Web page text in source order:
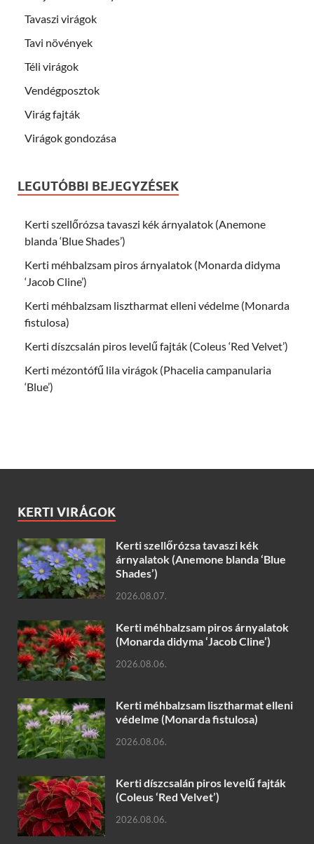
Tavaszi virágok
Tavi növények
Téli virágok
Vendégposztok
Virág fajták
Virágok gondozása
LEGUTÓBBI BEJEGYZÉSEK
Kerti szellőrózsa tavaszi kék árnyalatok (Anemone
blanda ‘Blue Shades’)
Kerti méhbalzsam piros árnyalatok (Monarda didyma
‘Jacob Cline’)
Kerti méhbalzsam lisztharmat elleni védelme (Monarda
fistulosa)
Kerti díszcsalán piros levelű fajták (Coleus ‘Red Velvet’)
Kerti mézontófű lila virágok (Phacelia campanularia
‘Blue’)
KERTI VIRÁGOK
Kerti szellőrózsa tavaszi kék
árnyalatok (Anemone blanda ‘Blue
Shades’)
2026.08.07.
Kerti méhbalzsam piros árnyalatok
(Monarda didyma ‘Jacob Cline’)
2026.08.06.
Kerti méhbalzsam lisztharmat elleni
védelme (Monarda fistulosa)
2026.08.06.
Kerti díszcsalán piros levelű fajták
(Coleus ‘Red Velvet’)
2026.08.06.